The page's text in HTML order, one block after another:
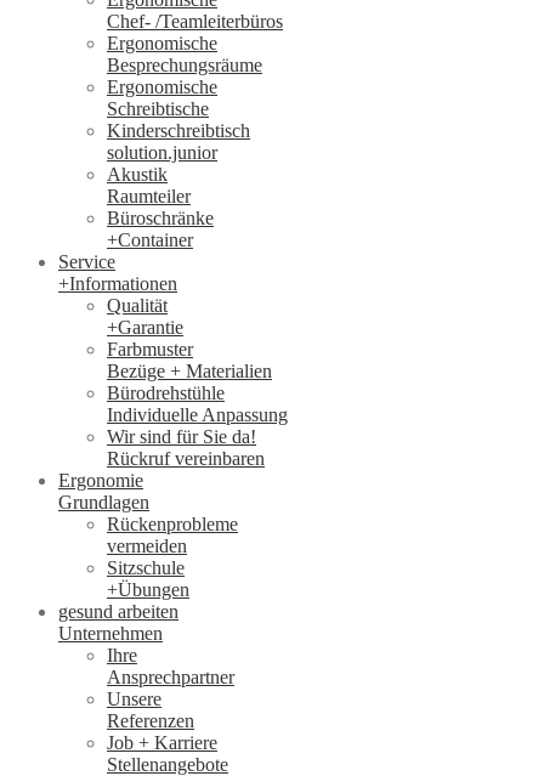
Chef- /Teamleiterbüros
Ergonomische
Besprechungsräume
Ergonomische
Schreibtische
Kinderschreibtisch
solution.junior
Akustik
Raumteiler
Büroschränke
+Container
Service
+Informationen
Qualität
+Garantie
Farbmuster
Bezüge + Materialien
Bürodrehstühle
Individuelle Anpassung
Wir sind für Sie da!
Rückruf vereinbaren
Ergonomie
Grundlagen
Rückenprobleme
vermeiden
Sitzschule
+Übungen
gesund arbeiten
Unternehmen
Ihre
Ansprechpartner
Unsere
Referenzen
Job + Karriere
Stellenangebote